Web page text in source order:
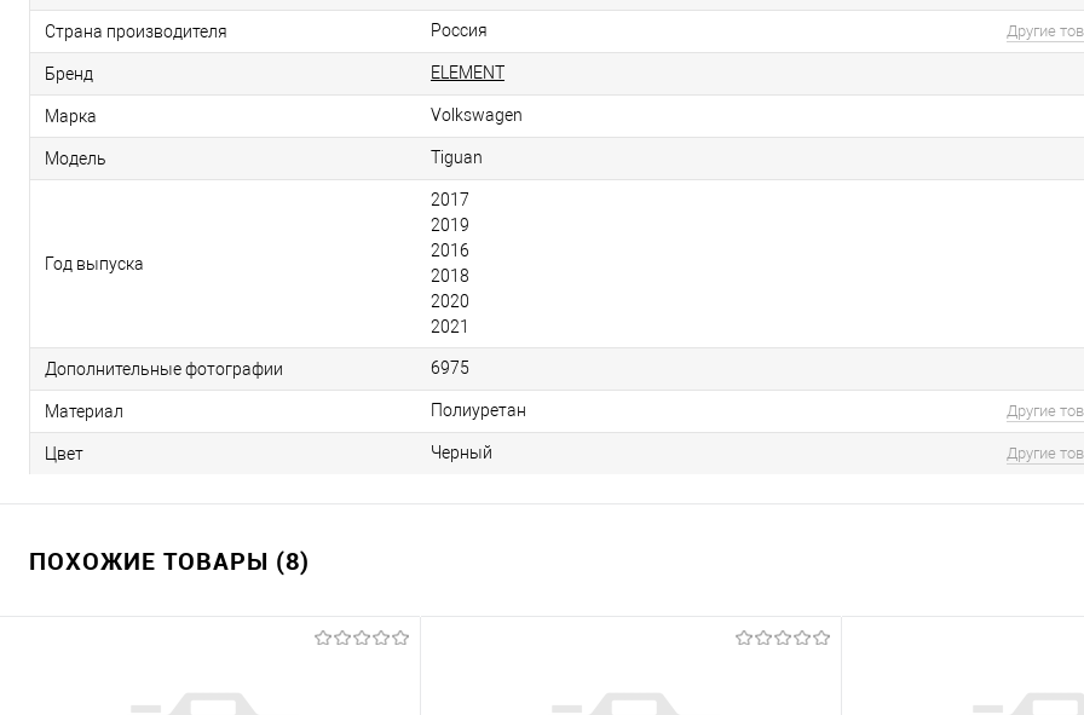
Страна производителя Россия Другие
Бренд ELEMENT
Марка Volkswagen
Модель Tiguan
Год выпуска
2017
2019
2016
2018
2020
2021
Дополнительные фотографии 6975
Материал Полиуретан Другие
Цвет Черный Другие
ПОХОЖИЕ ТОВАРЫ (8)